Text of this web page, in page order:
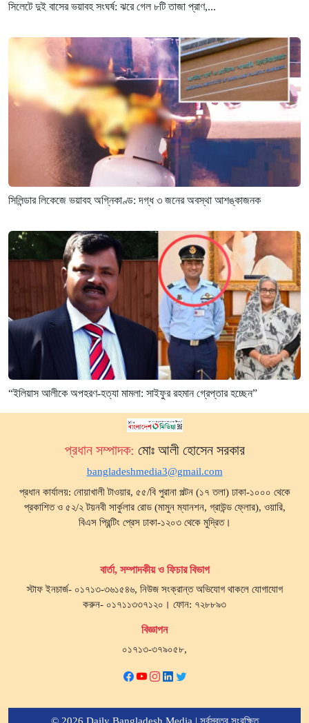
সিলেটে দুই বাসের ভয়াবহ সংঘর্ষ: ঝরে গেল ৮টি তাজা প্রাণ,...
সিলিন্ডার লিকেজে ভয়াবহ অগ্নিকাণ্ড: দগ্ধ ৩ জনের অবস্থা আশঙ্কাজনক
“ইলিয়াস আলীকে অপহরণ-হত্যা মামলা: সাইফুর রহমান গ্রেপ্তার হচ্ছেন”
প্রধান সম্পাদক: মোঃ আলী হোসেন সরকার
bangladeshmedia3@gmail.com
প্রধান কার্যালয়: নোয়াখালী টাওয়ার, ৫৫/বি পুরানা পল্টন (১৭ তলা) ঢাকা-১০০০ থেকে
প্রকাশিত ও ৫২/২ টয়নবী সার্কুলার রোড (মামুন ম্যানশন, গ্রাউন্ড ফ্লোর), ওয়ারি,
বিএস প্রিন্টিং প্রেস ঢাকা-১২০৩ থেকে মুদ্রিত।
বার্তা, সম্পাদকীয় ও ফিচার বিভাগ
স্টাফ ইনচার্জ- ০১৭১৩-৩৬১৫৪৬, নিউজ সংক্রান্ত অভিযোগ থাকলে যোগাযোগ
করুন- ০১৭১১৩৩৭১২০। ফোন: ৭২৮৮৯৩
বিজ্ঞাপন
০১৭১৩-৩৭৯০৫৮,